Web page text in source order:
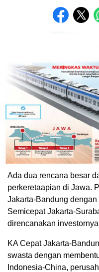
Ada dua rencana besar
perkeretaapian di Jawa.
Jakarta-Bandung
Semicepat Jakarta-
direncanakan
KA Cepat Jakarta-
swasta dengan
Indonesia-China,